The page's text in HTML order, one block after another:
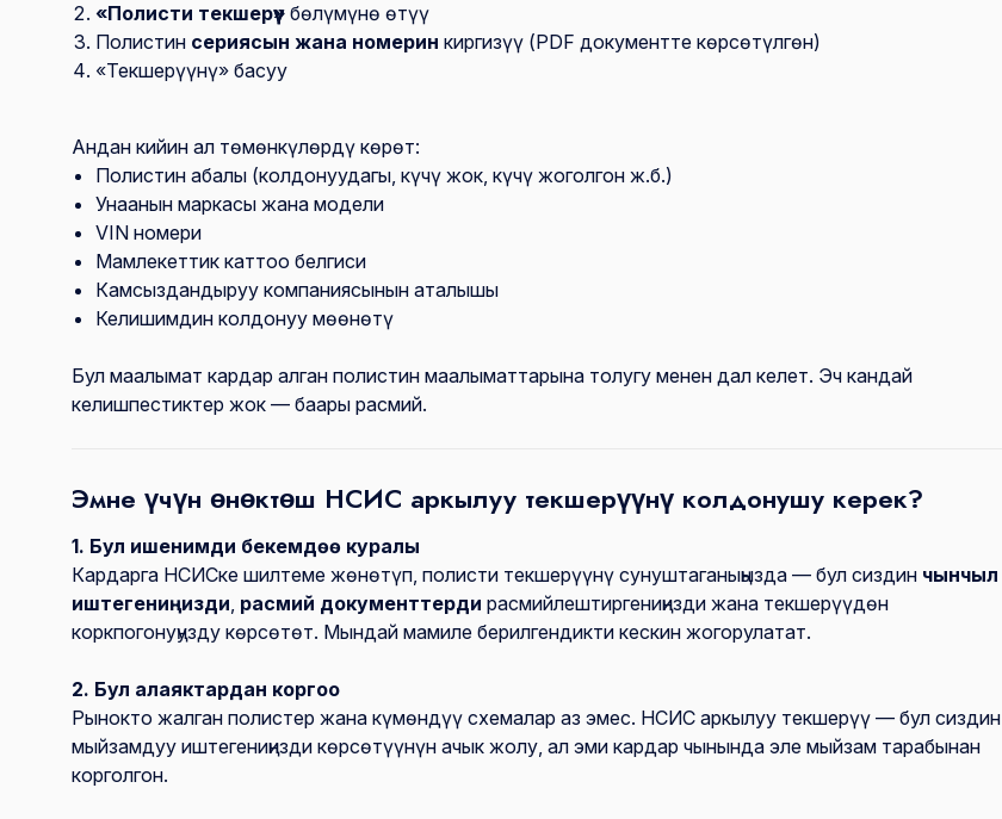
«Полисти текшерүү» бөлүмүнө өтүү
Полистин сериясын жана номерин киргизүү (PDF документте көрсөтүлгөн)
«Текшерүүнү» басуу
Андан кийин ал төмөнкүлөрдү көрөт:
Полистин абалы (колдонуудагы, күчү жок, күчү жоголгон ж.б.)
Унаанын маркасы жана модели
VIN номери
Мамлекеттик каттоо белгиси
Камсыздандыруу компаниясынын аталышы
Келишимдин колдонуу мөөнөтү
Бул маалымат кардар алган полистин маалыматтарына толугу менен дал келет. Эч кандай
келишпестиктер жок — баары расмий.
Эмне үчүн өнөктөш НСИС аркылуу текшерүүнү колдонушу керек?
1. Бул ишенимди бекемдөө куралы
Кардарга НСИСке шилтеме жөнөтүп, полисти текшерүүнү сунуштаганыңызда — бул сиздин чынчыл
иштегениңизди, расмий документтерди расмийлештиргениңизди жана текшерүүдөн
коркпогонуңузду көрсөтөт. Мындай мамиле берилгендикти кескин жогорулатат.
2. Бул алаяктардан коргоо
Рынокто жалган полистер жана күмөндүү схемалар аз эмес. НСИС аркылуу текшерүү — бул сиздин
мыйзамдуу иштегениңизди көрсөтүүнүн ачык жолу, ал эми кардар чынында эле мыйзам тарабынан
корголгон.